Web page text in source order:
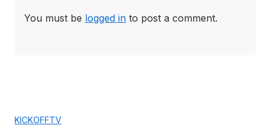
You must be logged in to post a comment.
KICKOFFTV